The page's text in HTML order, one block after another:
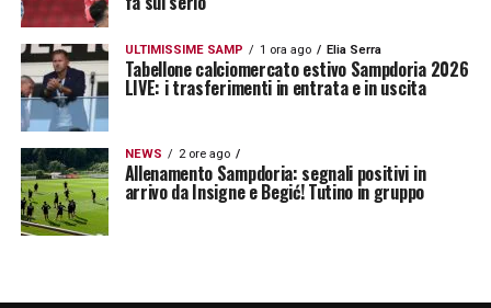
LA PLAYLIST DELLE NOSTRE TOP NEWS
ULTIMISSIME SAMP 1 ora ago Elia Serra
Tabellone calciomercato estivo Sampdoria 2026
LIVE: i trasferimenti in entrata e in uscita
NEWS 2 ore ago
Allenamento Sampdoria: segnali positivi in
arrivo da Insigne e Begić! Tutino in gruppo